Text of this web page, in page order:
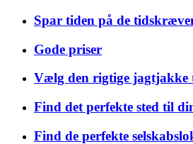
Spar tiden på de
Gode priser
Vælg den rigtige jagtjakke
Find det perfekte sted til
Find de perfekte